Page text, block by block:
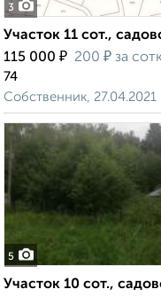
3
Участок 11 сот.,
115 000 ₽ 200 ₽ за
74
Собственник, 27.04.2021
5
Участок 10 сот.,